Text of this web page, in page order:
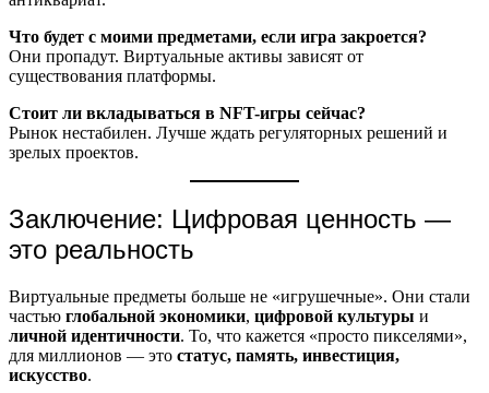
Что будет с моими предметами, если игра закроется?
Они пропадут. Виртуальные активы зависят от
существования платформы.
Стоит ли вкладываться в NFT-игры сейчас?
Рынок нестабилен. Лучше ждать регуляторных решений и
зрелых проектов.
Заключение: Цифровая ценность —
это реальность
Виртуальные предметы больше не «игрушечные». Они стали
частью глобальной экономики, цифровой культуры и
личной идентичности. То, что кажется «просто пикселями»,
для миллионов — это статус, память, инвестиция,
искусство.